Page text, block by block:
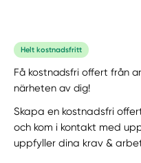
Helt kostnadsfritt
Få kostnadsfri offert från
närheten av dig!
Skapa en kostnadsfri
och kom i kontakt med
uppfyller dina krav &